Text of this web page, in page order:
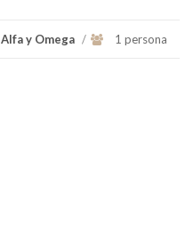
Alfa y Omega / 1 persona